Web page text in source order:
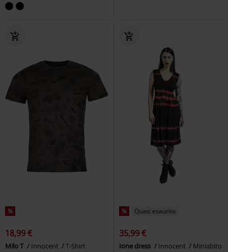
%
18,99 €
Milo T Innocent T-Shirt
% Quasi esaurito
35,99 €
Ione dress Innocent Miniabito